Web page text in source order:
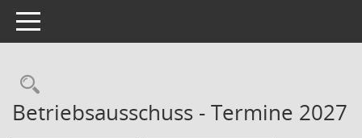
Toggle navigation
Rechercheauswahl
Betriebsausschuss - Termine 2027